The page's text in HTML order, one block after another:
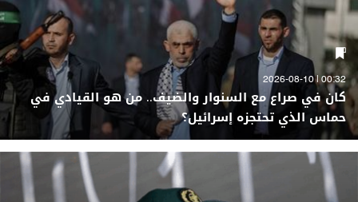
00:32 | 2026-08-10
كان في صراع مع السنوار والضيف.. من هو القيادي في
حماس الذي تحتجزه إسرائيل؟